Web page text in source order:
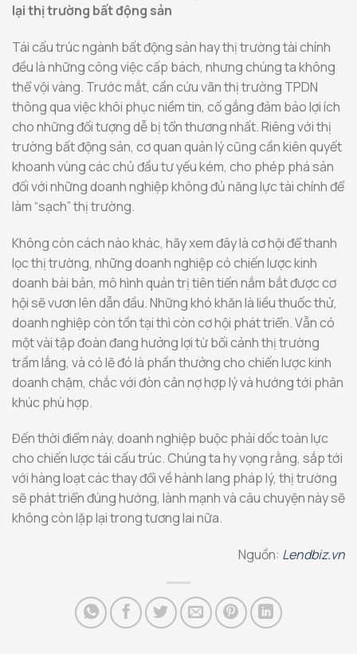
lại thị trường bất động sản
Tái cấu trúc ngành bất động sản hay thị trường tài chính
đều là những công việc cấp bách, nhưng chúng ta không
thể vội vàng. Trước mắt, cần cứu vãn thị trường TPDN
thông qua việc khôi phục niềm tin, cố gắng đảm bảo lợi ích
cho những đối tượng dễ bị tổn thương nhất. Riêng với thị
trường bất động sản, cơ quan quản lý cũng cần kiên quyết
khoanh vùng các chủ đầu tư yếu kém, cho phép phá sản
đối với những doanh nghiệp không đủ năng lực tài chính để
làm “sạch” thị trường.
Không còn cách nào khác, hãy xem đây là cơ hội để thanh
lọc thị trường, những doanh nghiệp có chiến lược kinh
doanh bài bản, mô hình quản trị tiên tiến nắm bắt được cơ
hội sẽ vươn lên dẫn đầu. Những khó khăn là liều thuốc thử,
doanh nghiệp còn tồn tại thì còn cơ hội phát triển. Vẫn có
một vài tập đoàn đang hưởng lợi từ bối cảnh thị trường
trầm lắng, và có lẽ đó là phần thưởng cho chiến lược kinh
doanh chậm, chắc với đòn cân nợ hợp lý và hướng tới phân
khúc phù hợp.
Đến thời điểm này, doanh nghiệp buộc phải dốc toàn lực
cho chiến lược tái cấu trúc. Chúng ta hy vọng rằng, sắp tới
với hàng loạt các thay đổi về hành lang pháp lý, thị trường
sẽ phát triển đúng hướng, lành mạnh và câu chuyện này sẽ
không còn lặp lại trong tương lai nữa.
Nguồn: Lendbiz.vn